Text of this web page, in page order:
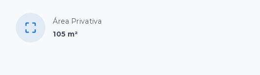
Área Privativa
105 m²